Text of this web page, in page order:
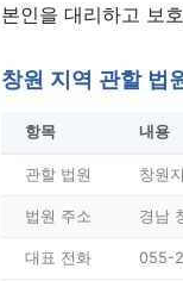
본인을 대리하고 보
창원 지역 관할 법
항목 내용
관할 법원 창원
법원 주소 경남
대표 전화 055-